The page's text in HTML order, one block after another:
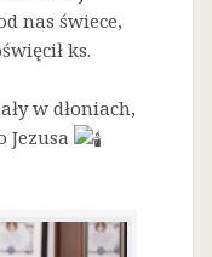
nas świece,
ks.
w dłoniach,
Jezusa